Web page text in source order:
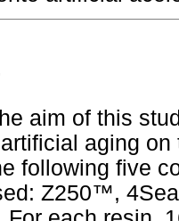
aim of this
aging
following five
Z250™,